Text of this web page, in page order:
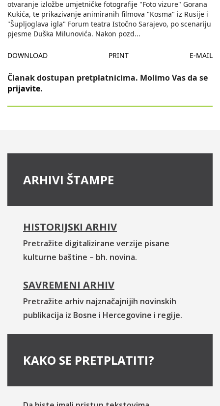
otvaranje izložbe umjetničke fotografije "Foto vizure" Gorana
Kukića, te prikazivanje animiranih filmova "Kosma" iz Rusije i
"Šupljoglava igla" Forum teatra Istočno Sarajevo, po scenariju
pjesme Duška Milunovića. Nakon pozd...
DOWNLOAD PRINT E-MAIL
Članak dostupan pretplatnicima. Molimo Vas da se
prijavite.
ARHIVI ŠTAMPE
HISTORIJSKI ARHIV
Pretražite digitalizirane verzije pisane
kulturne baštine – bh. novina.
SAVREMENI ARHIV
Pretražite arhiv najznačajnijih novinskih
publikacija iz Bosne i Hercegovine i regije.
KAKO SE PRETPLATITI?